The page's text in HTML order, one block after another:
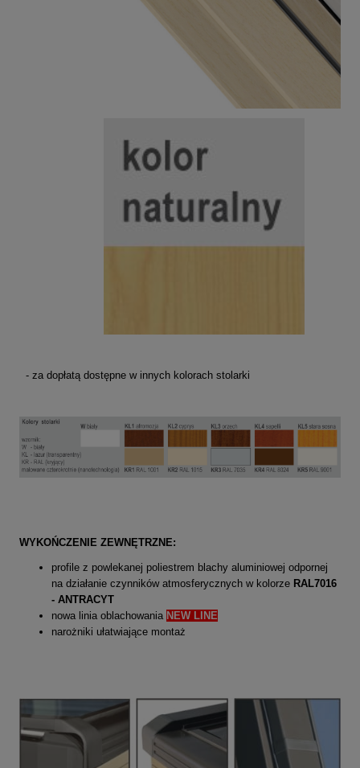
- za dopłatą dostępne w innych kolorach stolarki
WYKOŃCZENIE ZEWNĘTRZNE:
profile z powlekanej poliestrem blachy aluminiowej odpornej
na działanie czynników atmosferycznych w kolorze RAL7016
- ANTRACYT
nowa linia oblachowania NEW LINE
narożniki ułatwiające montaż